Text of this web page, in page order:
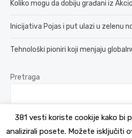
Koliko mogu da dobiju građani iz
Inicijativa Pojas i put ulazi u zelenu
Tehnološki pioniri koji menjaju
Pretraga
381 vesti koriste cookije kako bi
analizirali posete. Možete isključiti